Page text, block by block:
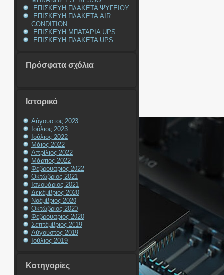
ΕΠΙΣΚΕΥΗ ΠΛΑΚΕΤΑ ΨΥΓΕΙΟΥ
ΕΠΙΣΚΕΥΗ ΠΛΑΚΕΤΑ AIR
CONDITION
ΕΠΙΣΚΕΥΗ ΜΠΑΤΑΡΙΑ UPS
ΕΠΙΣΚΕΥΗ ΠΛΑΚΕΤΑ UPS
Πρόσφατα σχόλια
Ιστορικό
Αύγουστος 2023
Ιούλιος 2023
Ιούλιος 2022
Μάιος 2022
Απρίλιος 2022
Μάρτιος 2022
Φεβρουάριος 2022
Οκτώβριος 2021
Ιανουάριος 2021
Δεκέμβριος 2020
Νοέμβριος 2020
Οκτώβριος 2020
Φεβρουάριος 2020
Σεπτέμβριος 2019
Αύγουστος 2019
Ιούλιος 2019
Kατηγορίες